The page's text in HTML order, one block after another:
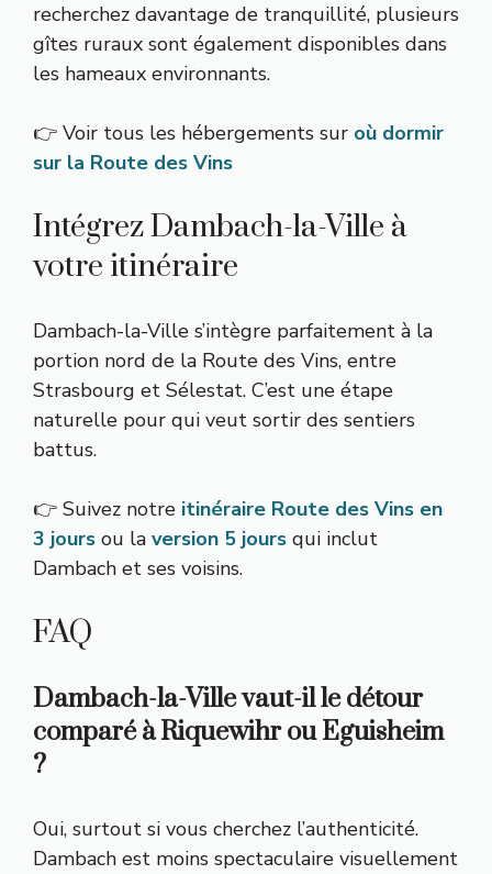
recherchez davantage de tranquillité, plusieurs
gîtes ruraux sont également disponibles dans
les hameaux environnants.
👉 Voir tous les hébergements sur où dormir
sur la Route des Vins
Intégrez Dambach-la-Ville à
votre itinéraire
Dambach-la-Ville s’intègre parfaitement à la
portion nord de la Route des Vins, entre
Strasbourg et Sélestat. C’est une étape
naturelle pour qui veut sortir des sentiers
battus.
👉 Suivez notre itinéraire Route des Vins en
3 jours ou la version 5 jours qui inclut
Dambach et ses voisins.
FAQ
Dambach-la-Ville vaut-il le détour
comparé à Riquewihr ou Eguisheim
?
Oui, surtout si vous cherchez l’authenticité.
Dambach est moins spectaculaire visuellement